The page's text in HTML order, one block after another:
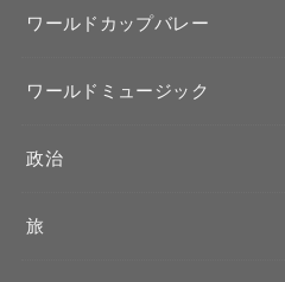
ワールドカップバレー
ワールドミュージック
政治
旅